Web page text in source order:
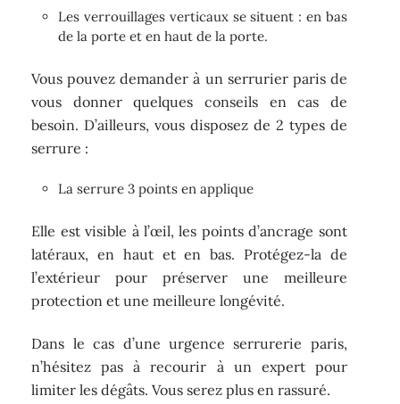
Les verrouillages verticaux se situent : en bas
de la porte et en haut de la porte.
Vous pouvez demander à un serrurier paris de
vous donner quelques conseils en cas de
besoin. D’ailleurs, vous disposez de 2 types de
serrure :
La serrure 3 points en applique
Elle est visible à l’œil, les points d’ancrage sont
latéraux, en haut et en bas. Protégez-la de
l’extérieur pour préserver une meilleure
protection et une meilleure longévité.
Dans le cas d’une urgence serrurerie paris,
n’hésitez pas à recourir à un expert pour
limiter les dégâts. Vous serez plus en rassuré.